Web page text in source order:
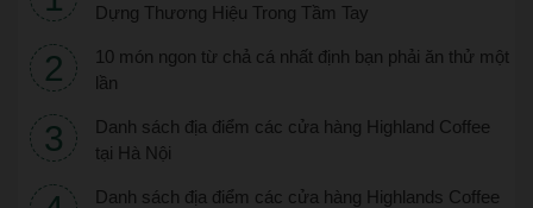
Dựng Thương Hiệu Trong Tầm Tay
10 món ngon từ chả cá nhất định bạn phải ăn thử một
lần
Danh sách địa điểm các cửa hàng Highland Coffee
tại Hà Nội
Danh sách địa điểm các cửa hàng Highlands Coffee